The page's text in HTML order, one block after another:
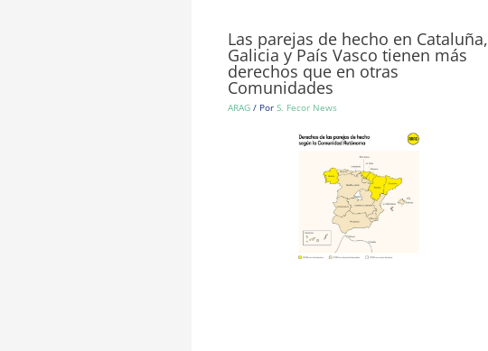
Las parejas de hecho en Cataluña,
Galicia y País Vasco tienen más
derechos que en otras
Comunidades
ARAG / Por S. Fecor News